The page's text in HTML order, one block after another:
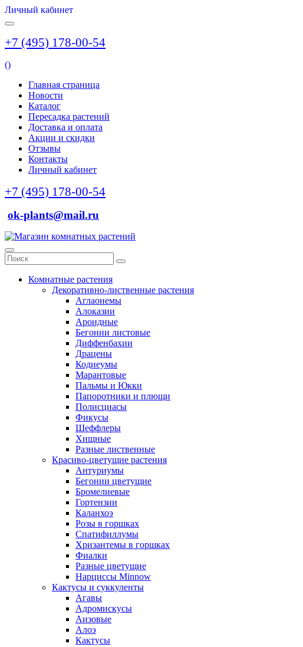
Личный кабинет
+7 (495) 178-00-54
()
Главная страница
Новости
Каталог
Пересадка растений
Доставка и оплата
Акции и скидки
Отзывы
Контакты
Личный кабинет
+7 (495) 178-00-54
ok-plants@mail.ru
Комнатные растения
Декоративно-лиственные растения
Аглаонемы
Алоказии
Ароидные
Бегонии листовые
Диффенбахии
Драцены
Кодиеумы
Марантовые
Пальмы и Юкки
Папоротники и плющи
Полисциасы
Фикусы
Шеффлеры
Хищные
Разные лиственные
Красиво-цветущие растения
Антуриумы
Бегонии цветущие
Бромелиевые
Гортензии
Каланхоэ
Розы в горшках
Спатифиллумы
Хризантемы в горшках
Фиалки
Разные цветущие
Нарциссы Minnow
Кактусы и суккуленты
Агавы
Адромискусы
Аизовые
Алоэ
Кактусы